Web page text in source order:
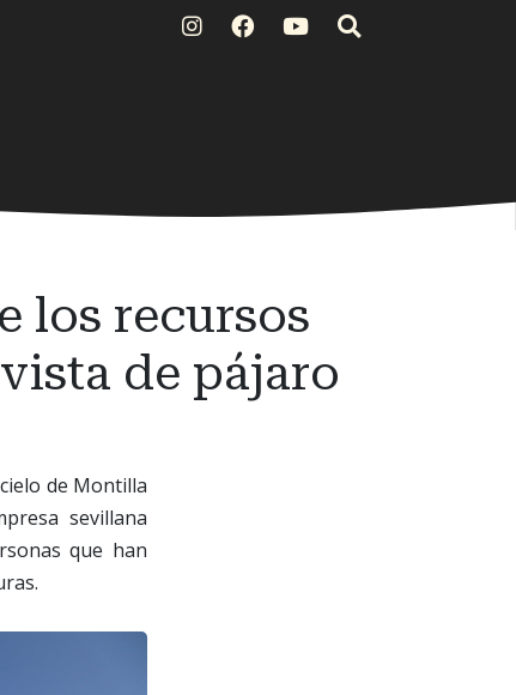
los recursos
de pájaro
de Montilla
sevillana
que han